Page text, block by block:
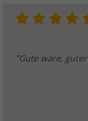
"Gute ware,